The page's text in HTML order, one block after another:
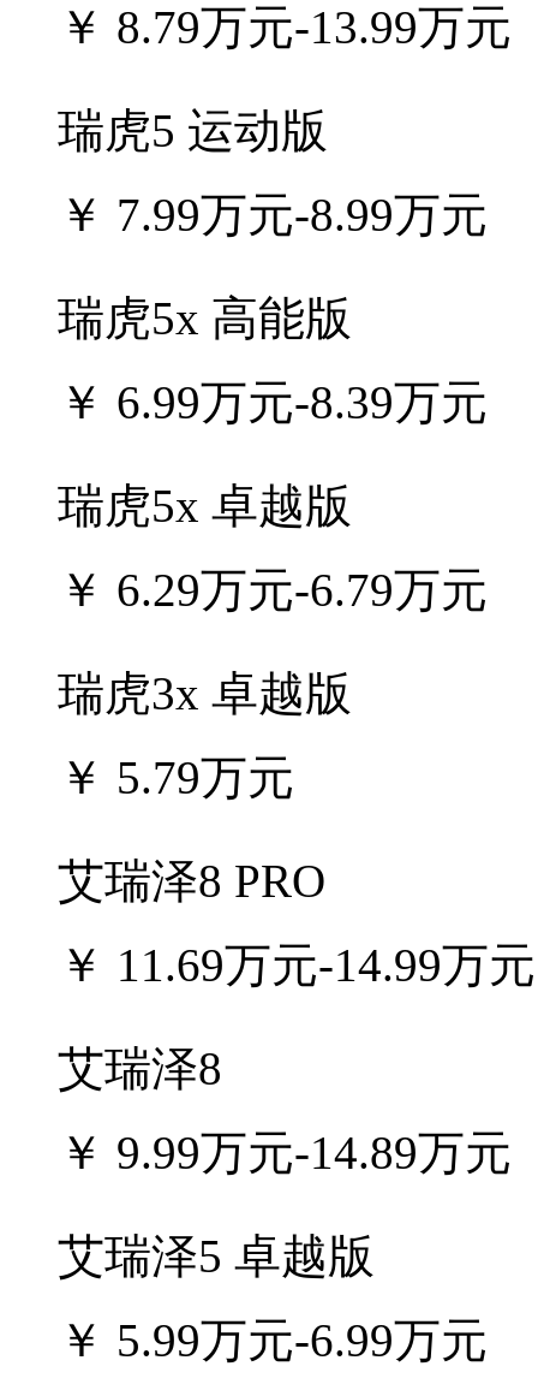
￥ 8.79万元-13.99万元
瑞虎5 运动版
￥ 7.99万元-8.99万元
瑞虎5x 高能版
￥ 6.99万元-8.39万元
瑞虎5x 卓越版
￥ 6.29万元-6.79万元
瑞虎3x 卓越版
￥ 5.79万元
艾瑞泽8 PRO
￥ 11.69万元-14.99万元
艾瑞泽8
￥ 9.99万元-14.89万元
艾瑞泽5 卓越版
￥ 5.99万元-6.99万元